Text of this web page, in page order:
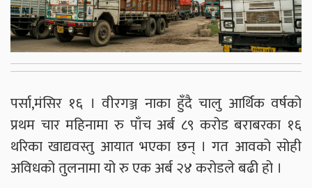
पर्सा,मंसिर १६ । वीरगञ्ज नाका हुँदै चालु आर्थिक वर्षको
प्रथम चार महिनामा रु पाँच अर्ब ८९ करोड बराबरका १६
थरिका खाद्यवस्तु आयात भएका छन् । गत आवको सोही
अविधको तुलनामा यो रु एक अर्ब २४ करोडले बढी हो ।